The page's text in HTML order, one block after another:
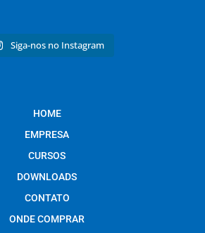
Siga-nos no Instagram
HOME
EMPRESA
CURSOS
DOWNLOADS
CONTATO
ONDE COMPRAR